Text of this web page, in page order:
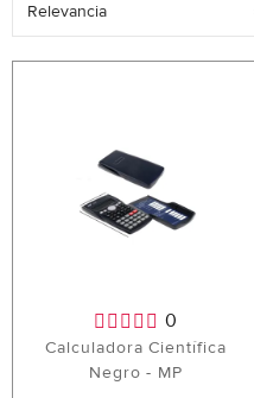
0
Calculadora Científica
Negro - MP